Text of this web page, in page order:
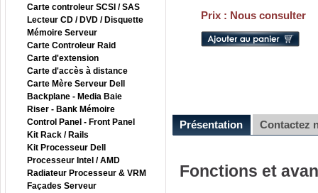
Carte controleur SCSI / SAS
Lecteur CD / DVD / Disquette
Mémoire Serveur
Carte Controleur Raid
Carte d'extension
Carte d'accès à distance
Carte Mère Serveur Dell
Backplane - Media Baie
Riser - Bank Mémoire
Control Panel - Front Panel
Kit Rack / Rails
Kit Processeur Dell
Processeur Intel / AMD
Radiateur Processeur & VRM
Façades Serveur
Prix : Nous consulter
Présentation Contactez
Fonctions et